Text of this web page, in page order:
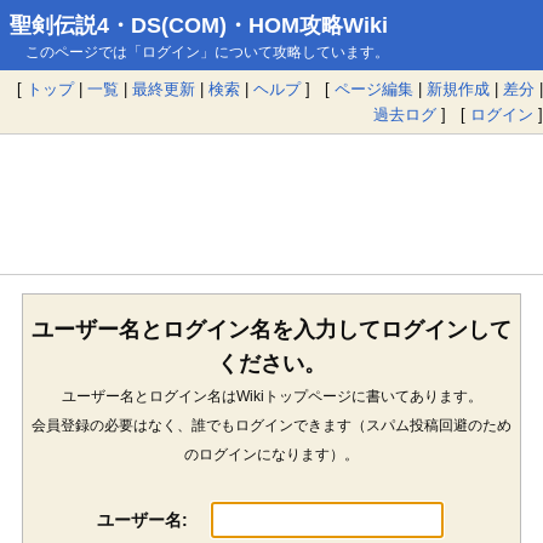
聖剣伝説4・DS(COM)・HOM攻略Wiki
このページでは「ログイン」について攻略しています。
[ トップ| 一覧 | 最終更新 | 検索 | ヘルプ] [ ページ編集 | 新規作成 | 差分 |
過去ログ ] [ ログイン ]
ユーザー名とログイン名を入力してログインして
ください。
ユーザー名とログイン名はWikiトップページに書いてあります。
会員登録の必要はなく、誰でもログインできます（スパム投稿回避のため
のログインになります）。
ユーザー名: